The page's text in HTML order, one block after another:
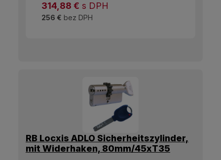
314,88 € s DPH
256 € bez DPH
RB Locxis ADLO Sicherheitszylinder,
mit Widerhaken, 80mm/45xT35